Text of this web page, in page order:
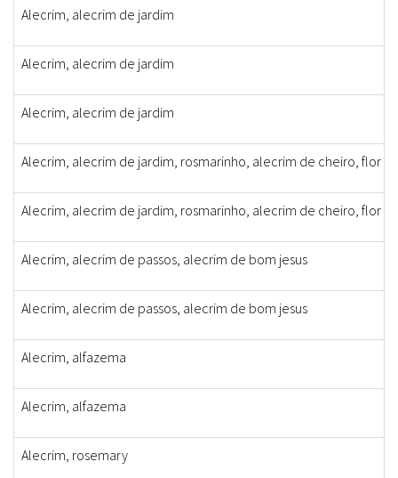
Alecrim, alecrim de jardim
Alecrim, alecrim de jardim
Alecrim, alecrim de jardim
Alecrim, alecrim de jardim, rosmarinho, alecrim de cheiro, flor
Alecrim, alecrim de jardim, rosmarinho, alecrim de cheiro, flor
Alecrim, alecrim de passos, alecrim de bom jesus
Alecrim, alecrim de passos, alecrim de bom jesus
Alecrim, alfazema
Alecrim, alfazema
Alecrim, rosemary